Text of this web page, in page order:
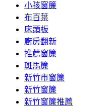
小孩窗簾
布百葉
床頭板
廚房翻新
推薦窗簾
斑馬簾
新竹市窗簾
新竹窗簾
新竹窗簾推薦